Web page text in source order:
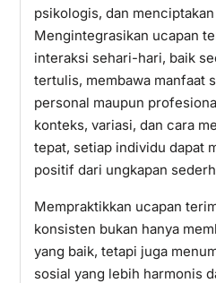
psikologis, dan
Mengintegrasikan ucapan
interaksi sehari-hari, baik
tertulis, membawa manfaat
personal maupun
konteks, variasi, dan cara
tepat, setiap individu dapat
positif dari ungkapan
Mempraktikkan ucapan
konsisten bukan hanya
yang baik, tetapi juga
sosial yang lebih harmonis